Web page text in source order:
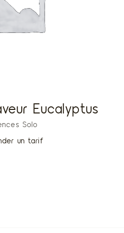
Eucalyptus
Solo
un tarif